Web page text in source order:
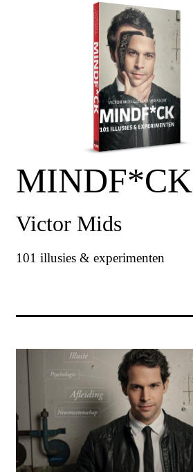
MINDF*CK
Victor Mids
101 illusies & experimenten